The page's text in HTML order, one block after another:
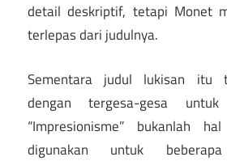
detail deskriptif, tetapi Monet
terlepas dari judulnya.
Sementara judul lukisan itu
dengan tergesa-gesa
“Impresionisme” bukanlah
digunakan untuk